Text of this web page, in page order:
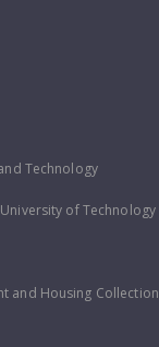
Technology
of Technology
and Housing Collection